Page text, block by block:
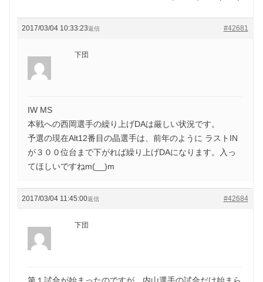
2017/03/04 10:33:23 #42681
返信
下団
IW MS
本戦への西岡選手の繰り上げDAは厳しい状況です。
予選の現在Alt12番目の晶選手は、前年のように ラストIN
が３００位台まで下がれば繰り上げDAになります。入っ
てほしいですねm(__)m
2017/03/04 11:45:00 #42684
返信
下団